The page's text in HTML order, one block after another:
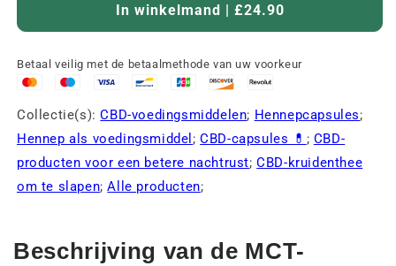
In winkelmand | £24.90
Betaal veilig met de betaalmethode van uw voorkeur
Collectie(s):CBD-voedingsmiddelen; Hennepcapsules;
Hennep als voedingsmiddel ;CBD-capsules 💊 ; CBD-
producten voor een betere nachtrust;CBD-kruidenthee
om te slapen;Alle producten;
Beschrijving van de MCT-